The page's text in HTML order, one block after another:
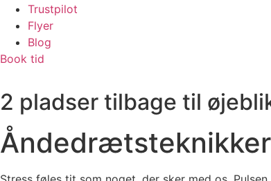
Trustpilot
Flyer
Blog
Book tid
2 pladser tilbage til